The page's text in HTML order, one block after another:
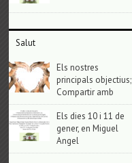
Salut
Els nostres
principals objectius;
Compartir amb
Els dies 10 i 11 de
gener, en Miguel
Angel